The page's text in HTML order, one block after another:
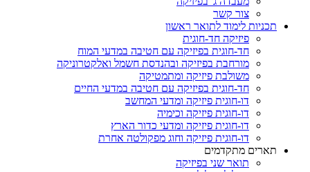
צור קשר
תכניות לימוד לתואר ראשון
פיזיקה חד-חוגית
חד-חוגית בפיזיקה עם חטיבה במדעי המוח
מורחבת בפיזיקה ובהנדסת חשמל ואלקטרוניקה
משולבת פיזיקה ומתמטיקה
חד-חוגית בפיזיקה עם חטיבה במדעי החיים
דו-חוגית פיזיקה ומדעי המחשב
דו-חוגית פיזיקה וכימיה
דו-חוגית פיזיקה ומדעי כדור הארץ
דו-חוגית פיזיקה וחוג מפקולטה אחרת
תארים מתקדמים
תואר שני בפיזיקה